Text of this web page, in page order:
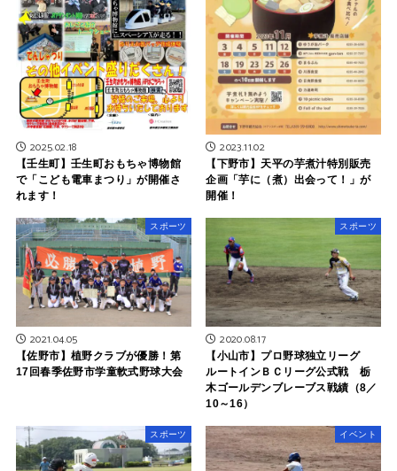
2025.02.18
【壬生町】壬生町おもちゃ博物館
で「こども電車まつり」が開催さ
れます！
2023.11.02
【下野市】天平の芋煮汁特別販売
企画「芋に（煮）出会って！」が
開催！
スポーツ
2021.04.05
【佐野市】植野クラブが優勝！第
17回春季佐野市学童軟式野球大会
スポーツ
2020.08.17
【小山市】プロ野球独立リーグ
ルートインＢＣリーグ公式戦 栃
木ゴールデンブレーブス戦績（8／
10～16）
スポーツ イベント